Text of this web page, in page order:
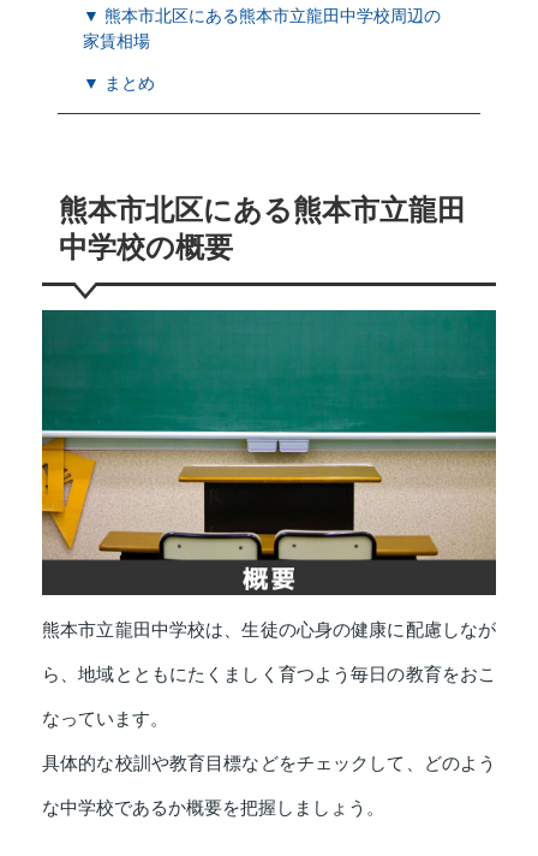
▼ 熊本市北区にある熊本市立龍田中学校周辺の
家賃相場
▼ まとめ
熊本市北区にある熊本市立龍田
中学校の概要
熊本市立龍田中学校は、生徒の心身の健康に配慮しなが
ら、地域とともにたくましく育つよう毎日の教育をおこ
なっています。
具体的な校訓や教育目標などをチェックして、どのよう
な中学校であるか概要を把握しましょう。